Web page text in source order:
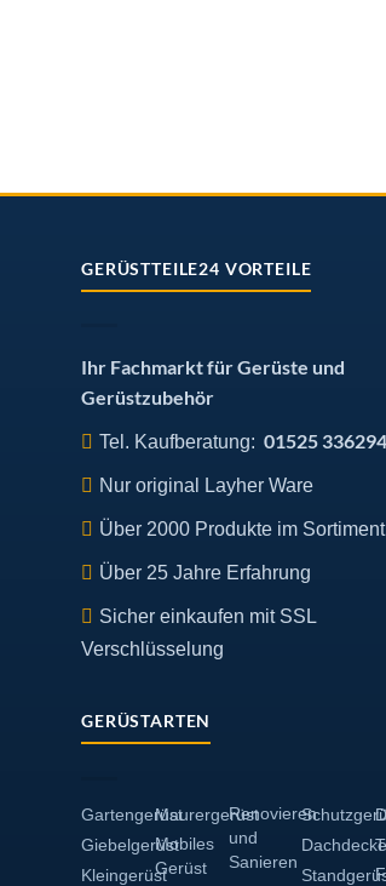
GERÜSTTEILE24 VORTEILE
Ihr Fachmarkt für Gerüste und
Gerüstzubehör
Tel. Kaufberatung: 01525
Nur original Layher Ware
Über 2000 Produkte im Sortiment
Über 25 Jahre Erfahrung
Sicher einkaufen mit SSL
Verschlüsselung
GERÜSTARTEN
Gartengerüst
Giebelgerüst
Kleingerüst
Maurergerüst
Mobiles
Gerüst
Renovieren
und
Sanieren